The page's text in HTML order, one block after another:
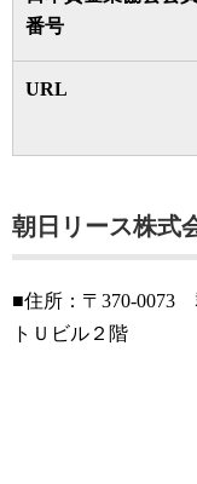
番号
URL
朝日リース株式
■住所：〒370-0073
トＵビル２階